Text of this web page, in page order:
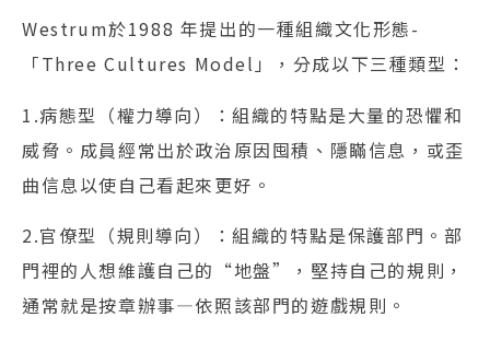
Westrum於1988 年提出的一種組織文化形態-
「Three Cultures Model」，分成以下三種類型：
1.病態型（權力導向）：組織的特點是大量的恐懼和
威脅。成員經常出於政治原因囤積、隱瞞信息，或歪
曲信息以使自己看起來更好。
2.官僚型（規則導向）：組織的特點是保護部門。部
門裡的人想維護自己的“地盤”，堅持自己的規則，
通常就是按章辦事—依照該部門的遊戲規則。